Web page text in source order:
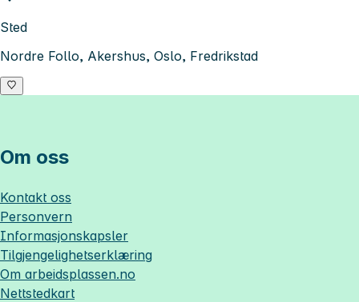
Sted
Nordre Follo, Akershus, Oslo, Fredrikstad
Om oss
Kontakt oss
Personvern
Informasjonskapsler
Tilgjengelighetserklæring
Om arbeidsplassen.no
Nettstedkart